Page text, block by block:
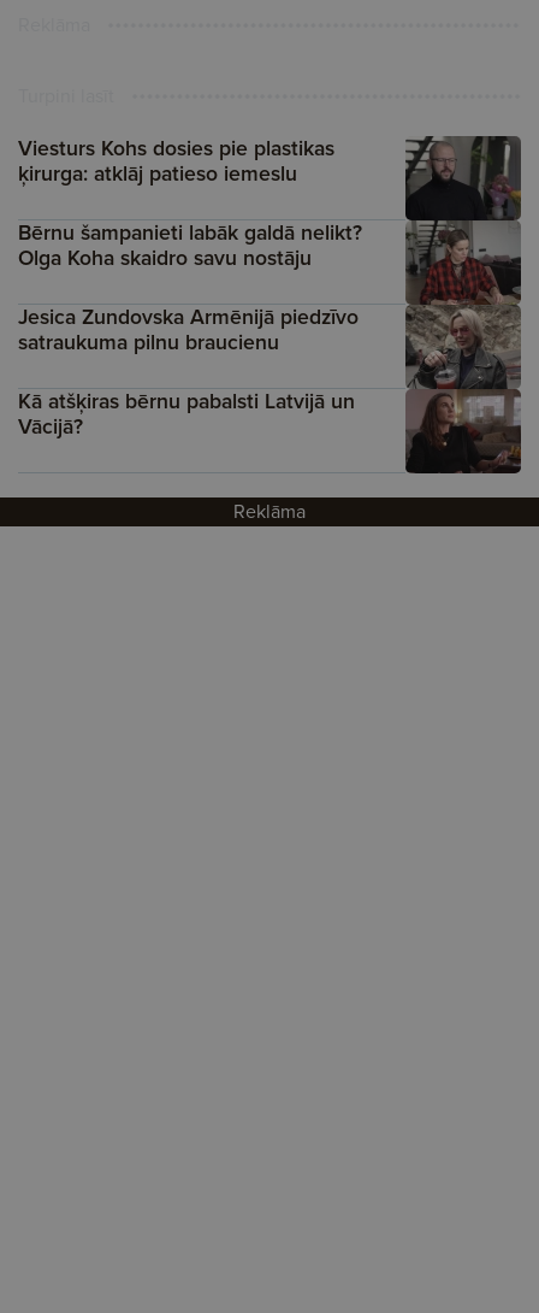
Viesturs Kohs dosies pie plastikas
ķirurga: atklāj patieso iemeslu
Bērnu šampanieti labāk galdā nelikt?
Olga Koha skaidro savu nostāju
Jesica Zundovska Armēnijā piedzīvo
satraukuma pilnu braucienu
Kā atšķiras bērnu pabalsti Latvijā un
Vācijā?
Reklāma